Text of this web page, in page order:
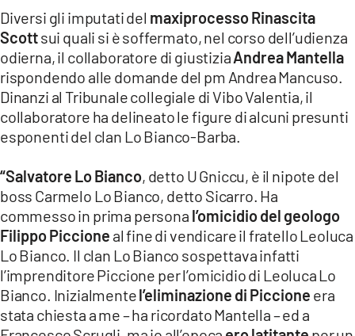
ILVIBONESE.IT
CATANZAROCHANNEL.IT
LACAPITALENEWS.IT
ANDROID
APPLE
Diversi gli imputati del maxiprocesso Rinascita
Scottsui quali si è soffermato, nel corso dell’udienza
odierna, il collaboratore di giustiziaAndrea Mantella
rispondendo alle domande del pm Andrea Mancuso.
Dinanzi al Tribunale collegiale di Vibo Valentia, il
collaboratore ha delineato le figure di alcuni presunti
esponenti del clan Lo Bianco-Barba.
“Salvatore Lo Bianco, detto U Gniccu, è il nipote del
boss Carmelo Lo Bianco, detto Sicarro. Ha
commesso in prima persona l’omicidio del geologo
Filippo Piccione al fine di vendicare il fratello Leoluca
Lo Bianco. Il clan Lo Bianco sospettava infatti
l’imprenditore Piccione per l’omicidio di Leoluca Lo
Bianco. Inizialmentel’eliminazione di Piccione era
stata chiesta a me – ha ricordato Mantella – ed a